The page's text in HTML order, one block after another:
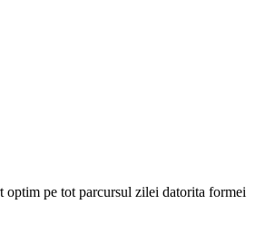
optim pe tot parcursul zilei datorita formei